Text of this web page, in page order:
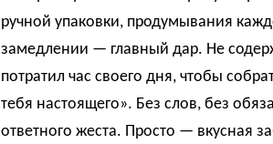
ручной упаковки, продумывания
замедлении — главный дар. Не
потратил час своего дня, чтобы
тебя настоящего». Без слов, без
ответного жеста. Просто — вкусная